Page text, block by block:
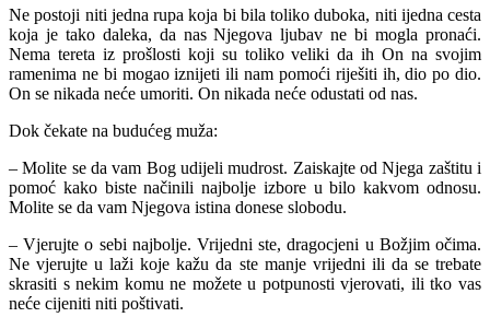
Ne postoji niti jedna rupa koja bi bila toliko duboka, niti ijedna cesta
koja je tako daleka, da nas Njegova ljubav ne bi mogla pronaći.
Nema tereta iz prošlosti koji su toliko veliki da ih On na svojim
ramenima ne bi mogao iznijeti ili nam pomoći riješiti ih, dio po dio.
On se nikada neće umoriti. On nikada neće odustati od nas.
Dok čekate na budućeg muža:
– Molite se da vam Bog udijeli mudrost. Zaiskajte od Njega zaštitu i
pomoć kako biste načinili najbolje izbore u bilo kakvom odnosu.
Molite se da vam Njegova istina donese slobodu.
– Vjerujte o sebi najbolje. Vrijedni ste, dragocjeni u Božjim očima.
Ne vjerujte u laži koje kažu da ste manje vrijedni ili da se trebate
skrasiti s nekim komu ne možete u potpunosti vjerovati, ili tko vas
neće cijeniti niti poštivati.